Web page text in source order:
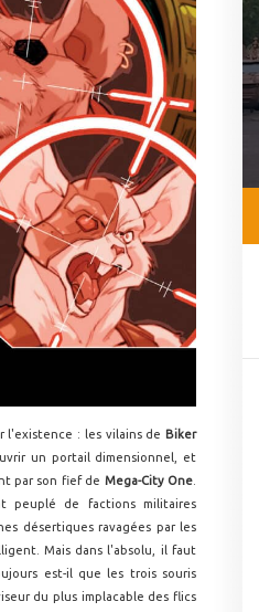
l'existence : les vilains de Biker
un portail dimensionnel, et
par son fief de Mega-City One
peuplé de factions militaires
désertiques ravagées par les
Mais dans l'absolu, il faut
est-il que les trois souris
du plus implacable des flics